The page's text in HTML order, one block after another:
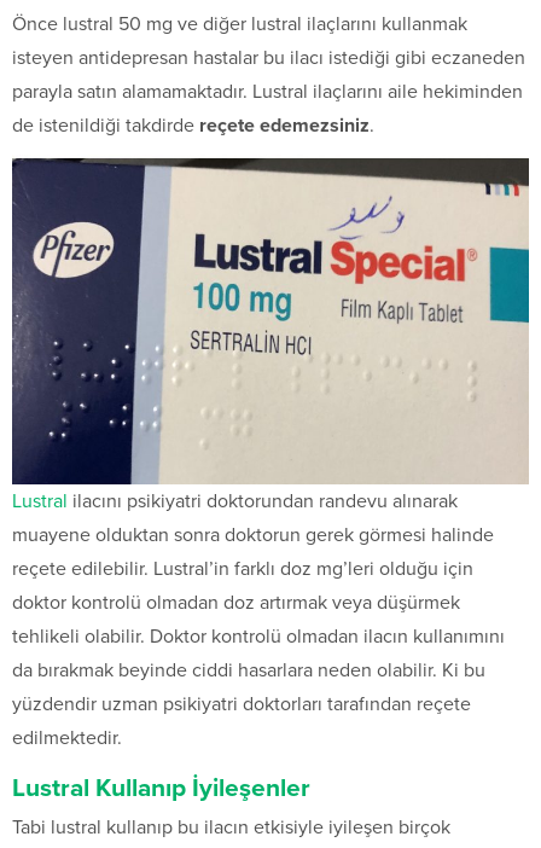
Önce lustral 50 mg ve diğer lustral ilaçlarını kullanmak
isteyen antidepresan hastalar bu ilacı istediği gibi eczaneden
parayla satın alamamaktadır. Lustral ilaçlarını aile hekiminden
de istenildiği takdirde reçete edemezsiniz.
Lustral ilacını psikiyatri doktorundan randevu alınarak
muayene olduktan sonra doktorun gerek görmesi halinde
reçete edilebilir. Lustral’in farklı doz mg’leri olduğu için
doktor kontrolü olmadan doz artırmak veya düşürmek
tehlikeli olabilir. Doktor kontrolü olmadan ilacın kullanımını
da bırakmak beyinde ciddi hasarlara neden olabilir. Ki bu
yüzdendir uzman psikiyatri doktorları tarafından reçete
edilmektedir.
Lustral Kullanıp İyileşenler
Tabi lustral kullanıp bu ilacın etkisiyle iyileşen birçok